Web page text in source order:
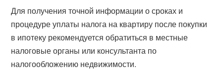
Для получения точной информации о сроках и
процедуре уплаты налога на квартиру после покупки
в ипотеку рекомендуется обратиться в местные
налоговые органы или консультанта по
налогообложению недвижимости.